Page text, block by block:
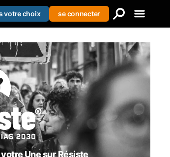
votre choix se connecter
Se connecter
S'enregistrer
Une sur Résiste